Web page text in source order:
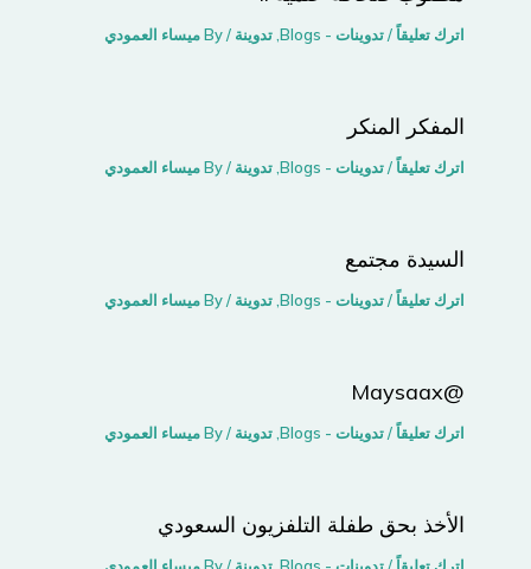
اترك تعليقاً /تدوينات - Blogs ,تدوينة / By ميساء العمودي
المفكر المنكر
اترك تعليقاً /تدوينات - Blogs ,تدوينة / By ميساء العمودي
السيدة مجتمع
اترك تعليقاً /تدوينات - Blogs ,تدوينة / By ميساء العمودي
@Maysaax
اترك تعليقاً /تدوينات - Blogs ,تدوينة / By ميساء العمودي
الأخذ بحق طفلة التلفزيون السعودي